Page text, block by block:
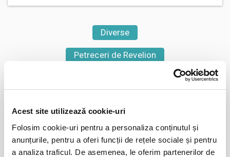
Acest site utilizează cookie-uri
Folosim cookie-uri pentru a personaliza conținutul și
anunțurile, pentru a oferi funcții de rețele sociale și pentru
a analiza traficul. De asemenea, le oferim partenerilor de
Diverse
Petreceri de Revelion
Evenimente similare